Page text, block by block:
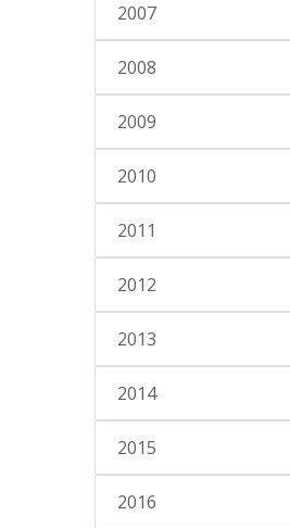
2007
2008
2009
2010
2011
2012
2013
2014
2015
2016